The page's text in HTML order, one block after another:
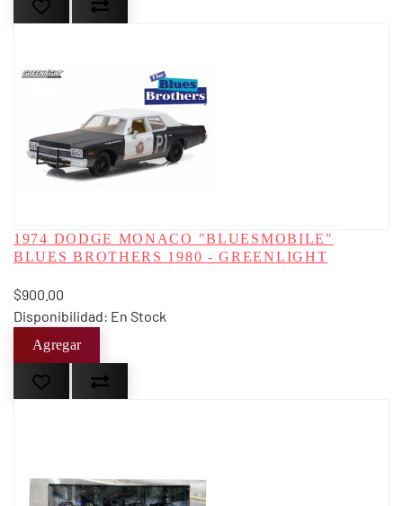
1974 DODGE MONACO "BLUESMOBILE"
BLUES BROTHERS 1980 - GREENLIGHT
$900.00
Disponibilidad: En Stock